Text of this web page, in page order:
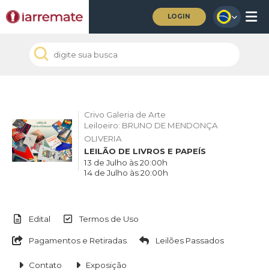
LOGIN
Crivo Galeria de Arte
Leiloeiro: BRUNO DE MENDONÇA
OLIVERIA
LEILÃO DE LIVROS E PAPEÍS
13 de Julho às 20:00h
14 de Julho às 20:00h
Edital Termos de Uso
Pagamentos e Retiradas Leilões Passados
Contato Exposição